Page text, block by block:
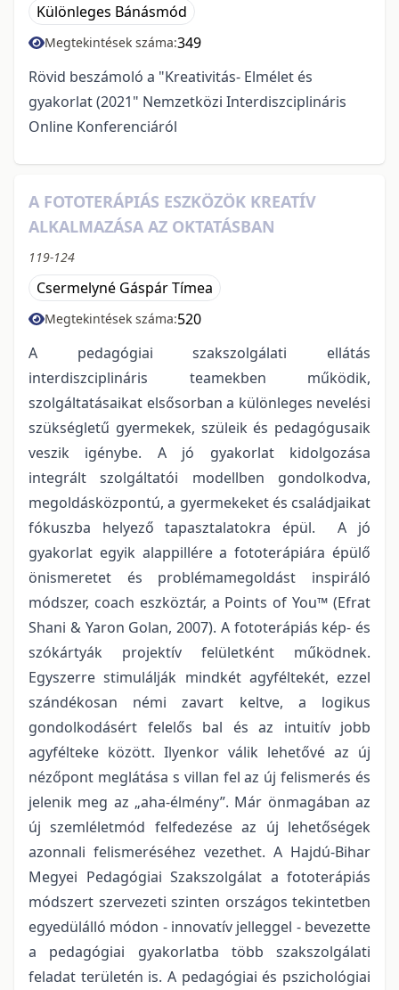
Különleges Bánásmód
Megtekintések száma:349
Rövid beszámoló a "Kreativitás- Elmélet és
gyakorlat (2021" Nemzetközi Interdiszciplináris
Online Konferenciáról
A FOTOTERÁPIÁS ESZKÖZÖK KREATÍV
ALKALMAZÁSA AZ OKTATÁSBAN
119-124
Csermelyné Gáspár Tímea
Megtekintések száma:520
A pedagógiai szakszolgálati ellátás
interdiszciplináris teamekben működik,
szolgáltatásaikat elsősorban a különleges nevelési
szükségletű gyermekek, szüleik és pedagógusaik
veszik igénybe. A jó gyakorlat kidolgozása
integrált szolgáltatói modellben gondolkodva,
megoldásközpontú, a gyermekeket és családjaikat
fókuszba helyező tapasztalatokra épül. A jó
gyakorlat egyik alappillére a fototerápiára épülő
önismeretet és problémamegoldást inspiráló
módszer, coach eszköztár, a Points of You™ (Efrat
Shani & Yaron Golan, 2007). A fototerápiás kép- és
szókártyák projektív felületként működnek.
Egyszerre stimulálják mindkét agyféltekét, ezzel
szándékosan némi zavart keltve, a logikus
gondolkodásért felelős bal és az intuitív jobb
agyfélteke között. Ilyenkor válik lehetővé az új
nézőpont meglátása s villan fel az új felismerés és
jelenik meg az „aha-élmény”. Már önmagában az
új szemléletmód felfedezése az új lehetőségek
azonnali felismeréséhez vezethet. A Hajdú-Bihar
Megyei Pedagógiai Szakszolgálat a fototerápiás
módszert szervezeti szinten országos tekintetben
egyedülálló módon - innovatív jelleggel - bevezette
a pedagógiai gyakorlatba több szakszolgálati
feladat területén is. A pedagógiai és pszichológiai